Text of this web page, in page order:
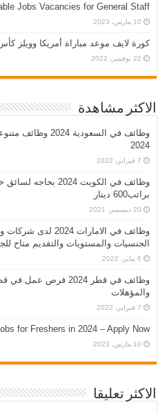
Jobs Vacancies for General Staff
10 مارس، 2023
كورة لايف موعد مباراة أمريكا وويلز كأس
22 نوفمبر، 2022
الاكثر مشاهدة
وظائف في
2024
7 فبراير، 2022
وظائف في الكويت
براتب600 دينار
20 ديسمبر، 2021
وظائف في الامارات
الجنسيات والمستويات والتقديم متاح
6 يناير، 2022
والمؤهلات
7 فبراير، 2022
for Freshers in 2024 – Apply Now
10 مارس، 2023
الاكثر تعليقا